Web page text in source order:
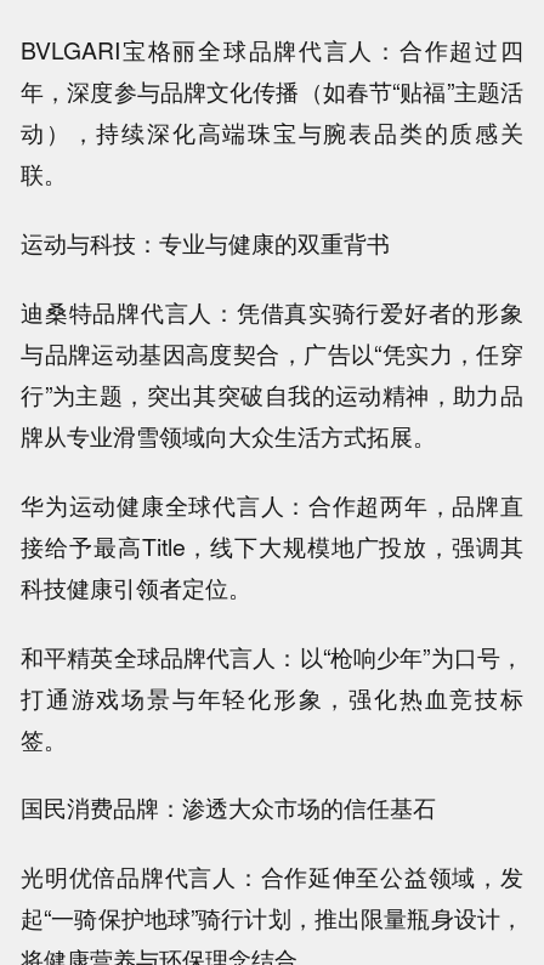
BVLGARI宝格丽全球品牌代言人：合作超过四
年，深度参与品牌文化传播（如春节“贴福”主题活
动），持续深化高端珠宝与腕表品类的质感关
联。
运动与科技：专业与健康的双重背书
迪桑特品牌代言人：凭借真实骑行爱好者的形象
与品牌运动基因高度契合，广告以“凭实力，任穿
行”为主题，突出其突破自我的运动精神，助力品
牌从专业滑雪领域向大众生活方式拓展。
华为运动健康全球代言人：合作超两年，品牌直
接给予最高Title，线下大规模地广投放，强调其
科技健康引领者定位。
和平精英全球品牌代言人：以“枪响少年”为口号，
打通游戏场景与年轻化形象，强化热血竞技标
签。
国民消费品牌：渗透大众市场的信任基石
光明优倍品牌代言人：合作延伸至公益领域，发
起“一骑保护地球”骑行计划，推出限量瓶身设计，